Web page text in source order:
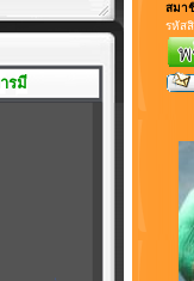
รมี
สมา
รหัส